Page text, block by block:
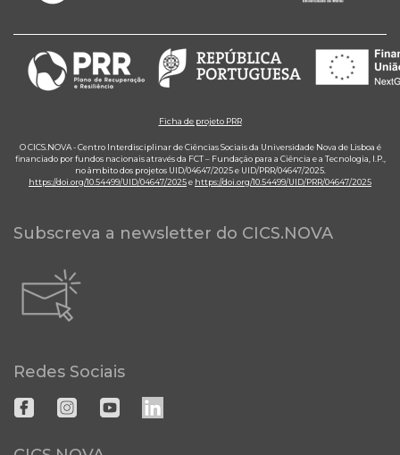
Ficha de projeto PRR
O CICS.NOVA - Centro Interdisciplinar de Ciências Sociais da Universidade Nova de Lisboa é
financiado por fundos nacionais através da FCT – Fundação para a Ciência e a Tecnologia, I.P.,
no âmbito dos projetos UID/04647/2025 e UID/PRR/04647/2025.
https://doi.org/10.54499/UID/04647/2025e https://doi.org/10.54499/UID/PRR/04647/2025
Subscreva a newsletter do CICS.NOVA
Redes Sociais